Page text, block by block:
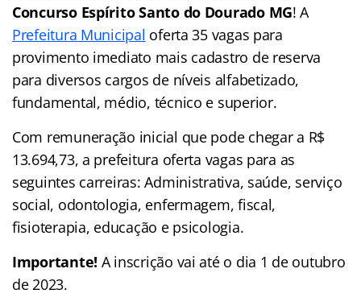
Concurso Espírito Santo do Dourado MG! A
Prefeitura Municipal oferta 35 vagas para
provimento imediato mais cadastro de reserva
para diversos cargos de níveis alfabetizado,
fundamental, médio, técnico e superior.
Com remuneração inicial que pode chegar a R$
13.694,73, a prefeitura oferta vagas para as
seguintes carreiras: Administrativa, saúde, serviço
social, odontologia, enfermagem, fiscal,
fisioterapia, educação e psicologia.
Importante! A inscrição vai até o dia 1 de outubro
de 2023.